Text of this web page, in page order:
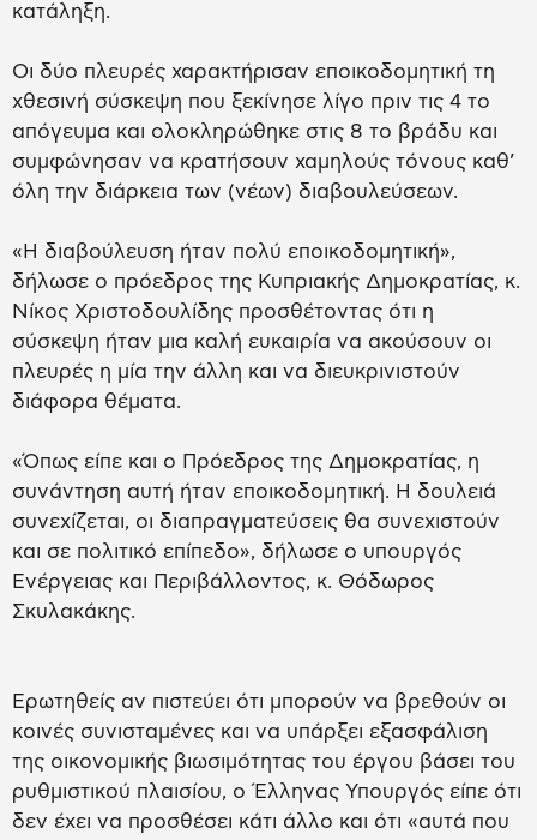
κατάληξη.
Οι δύο πλευρές χαρακτήρισαν εποικοδομητική τη
χθεσινή σύσκεψη που ξεκίνησε λίγο πριν τις 4 το
απόγευμα και ολοκληρώθηκε στις 8 το βράδυ και
συμφώνησαν να κρατήσουν χαμηλούς τόνους καθ’
όλη την διάρκεια των (νέων) διαβουλεύσεων.
«Η διαβούλευση ήταν πολύ εποικοδομητική»,
δήλωσε ο πρόεδρος της Κυπριακής Δημοκρατίας, κ.
Νίκος Χριστοδουλίδης προσθέτοντας ότι η
σύσκεψη ήταν μια καλή ευκαιρία να ακούσουν οι
πλευρές η μία την άλλη και να διευκρινιστούν
διάφορα θέματα.
«Όπως είπε και ο Πρόεδρος της Δημοκρατίας, η
συνάντηση αυτή ήταν εποικοδομητική. Η δουλειά
συνεχίζεται, οι διαπραγματεύσεις θα συνεχιστούν
και σε πολιτικό επίπεδο», δήλωσε ο υπουργός
Ενέργειας και Περιβάλλοντος, κ. Θόδωρος
Σκυλακάκης.
Ερωτηθείς αν πιστεύει ότι μπορούν να βρεθούν οι
κοινές συνισταμένες και να υπάρξει εξασφάλιση
της οικονομικής βιωσιμότητας του έργου βάσει του
ρυθμιστικού πλαισίου, ο Έλληνας Υπουργός είπε ότι
δεν έχει να προσθέσει κάτι άλλο και ότι «αυτά που